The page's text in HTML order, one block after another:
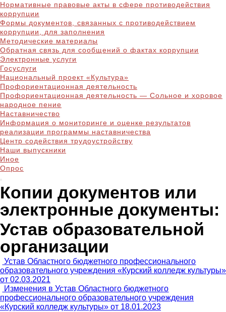
Нормативные правовые акты в сфере противодействия
коррупции
Формы документов, связанных с противодействием
коррупции, для заполнения
Методические материалы
Обратная связь для сообщений о фактах коррупции
Электронные услуги
Госуслуги
Национальный проект «Культура»
Профориентационная деятельность
Профориентационная деятельность — Сольное и хоровое
народное пение
Наставничество
Информация о мониторинге и оценке результатов
реализации программы наставничества
Центр содействия трудоустройству
Наши выпускники
Иное
Опрос
Копии документов или
электронные документы:
Устав образовательной
организации
Устав Областного бюджетного профессионального
образовательного учреждения «Курский колледж культуры»
от 02.03.2021
Изменения в Устав Областного бюджетного
профессионального образовательного учреждения
«Курский колледж культуры» от 18.01.2023